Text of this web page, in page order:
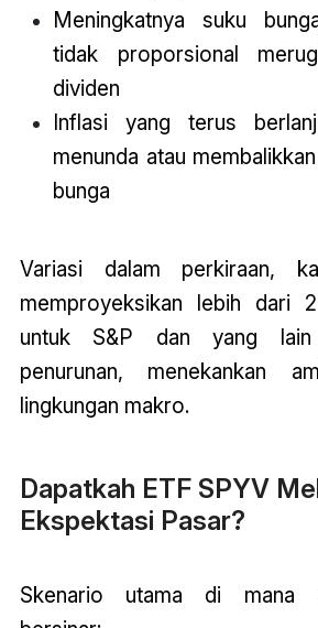
Meningkatnya suku
tidak proporsional
dividen
Inflasi yang terus
menunda atau
bunga
Variasi dalam perkiraan,
memproyeksikan lebih dari
untuk S&P dan yang lain
penurunan, menekankan
lingkungan makro.
Dapatkah ETF SPYV
Ekspektasi Pasar?
Skenario utama di mana